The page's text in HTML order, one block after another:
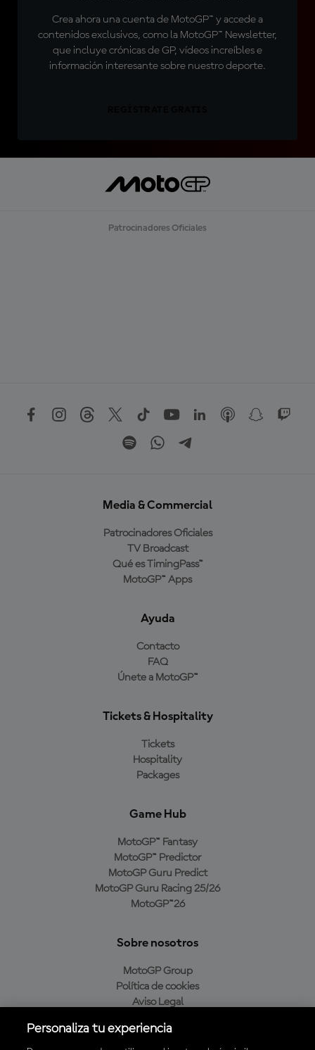
Crea ahora una cuenta de MotoGP™ y accede a
contenidos exclusivos, como la MotoGP™ Newsletter,
que incluye crónicas de GP, vídeos increíbles e
información interesante sobre nuestro deporte.
Patrocinadores Oficiales
Media & Commercial
Patrocinadores Oficiales
TV Broadcast
Qué es TimingPass™
MotoGP™ Apps
Ayuda
Contacto
FAQ
Únete a MotoGP™
Tickets & Hospitality
Tickets
Hospitality
Packages
Game Hub
MotoGP™ Fantasy
MotoGP™ Predictor
MotoGP Guru Predict
MotoGP Guru Racing 25/26
MotoGP™26
Sobre nosotros
MotoGP Group
Política de cookies
Aviso Legal
Política de compra
Personaliza tu experiencia